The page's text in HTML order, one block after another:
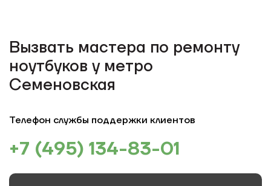
Вызвать мастера по ремонту
ноутбуков у метро
Семеновская
Телефон службы поддержки клиентов
+7 (495) 134-83-01